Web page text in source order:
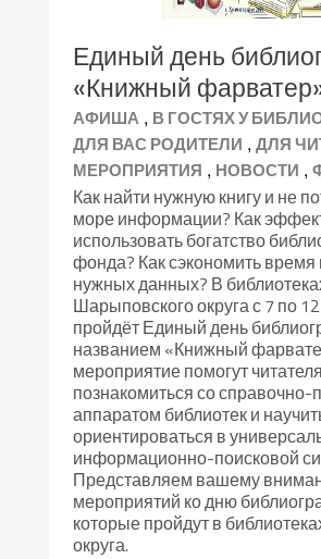
Единый день
«Книжный
АФИША , В ГОСТЯХ У
ДЛЯ ВАС РОДИТЕЛИ ,ДЛЯ
МЕРОПРИЯТИЯ , НОВОСТИ ,
Как найти нужную книгу и не
море информации? Как
использовать богатство
фонда? Как сэкономить время
нужных данных? В
Шарыповского округа с 7 по
пройдёт Единый день
названием «Книжный
мероприятие помогут
познакомиться со
аппаратом библиотек и
ориентироваться в
информационно-поисковой
Представляем вашему
мероприятий ко дню
которые пройдут в
округа.